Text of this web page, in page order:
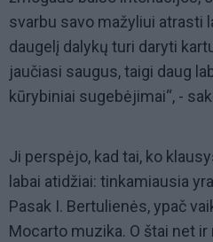
svarbu savo mažyliui atrasti
daugelį dalykų turi daryti
jaučiasi saugus, taigi daug
kūrybiniai sugebėjimai“, -
Ji perspėjo, kad tai, ko
labai atidžiai: tinkamiausia
Pasak I. Bertulienės, ypač
Mocarto muzika. O štai net